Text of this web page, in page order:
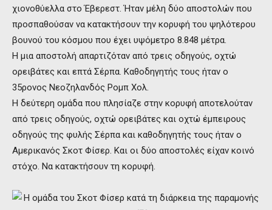
χιονοθύελλα στο Έβερεστ. Ήταν μέλη δύο αποστολών που
προσπαθούσαν να κατακτήσουν την κορυφή του ψηλότερου
βουνού του κόσμου που έχει υψόμετρο 8.848 μέτρα.
Η μια αποστολή απαρτιζόταν από τρεις οδηγούς, οχτώ
ορειβάτες και επτά Σέρπα. Καθοδηγητής τους ήταν ο
35ρονος Νεοζηλανδός Ρομπ Χολ.
Η δεύτερη ομάδα που πλησίαζε στην κορυφή αποτελούταν
από τρεις οδηγούς, οχτώ ορειβάτες και οχτώ έμπειρους
οδηγούς της φυλής Σέρπα και καθοδηγητής τους ήταν ο
Αμερικανός Σκοτ Φίσερ. Και οι δύο αποστολές είχαν κοινό
στόχο. Να κατακτήσουν τη κορυφή.